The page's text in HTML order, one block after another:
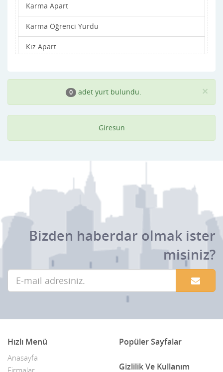
Tirebolu
Yağlıdere
Karma Apart
Karma Öğrenci Yurdu
Kız Apart
Kız Pansiyonları ×
0 adet yurt bulundu.
Giresun
Bizden haberdar olmak ister
misiniz?
Hızlı Menü
Anasayfa
Popüler Sayfalar
Gizlilik Ve Kullanım